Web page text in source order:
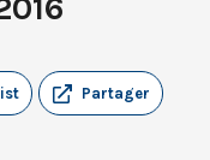
Partager